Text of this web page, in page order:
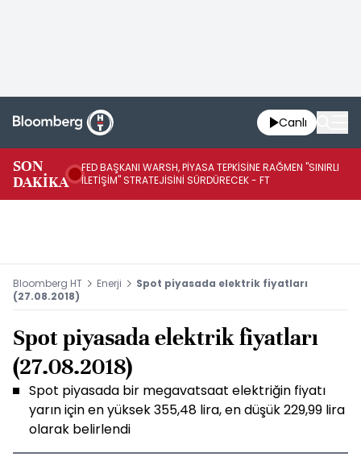
Canlı
SON
DAKİKA
FED BAŞKANI WARSH, PİYASA TEPKİSİNE RAĞMEN "SINIRLI
İLETİŞİM" STRATEJİSİNİ SÜRDÜRECEK - FT
Bloomberg HT Enerji
Spot piyasada elektrik fiyatları
(27.08.2018)
Spot piyasada elektrik fiyatları
(27.08.2018)
Spot piyasada bir megavatsaat elektriğin fiyatı
yarın için en yüksek 355,48 lira, en düşük 229,99 lira
olarak belirlendi